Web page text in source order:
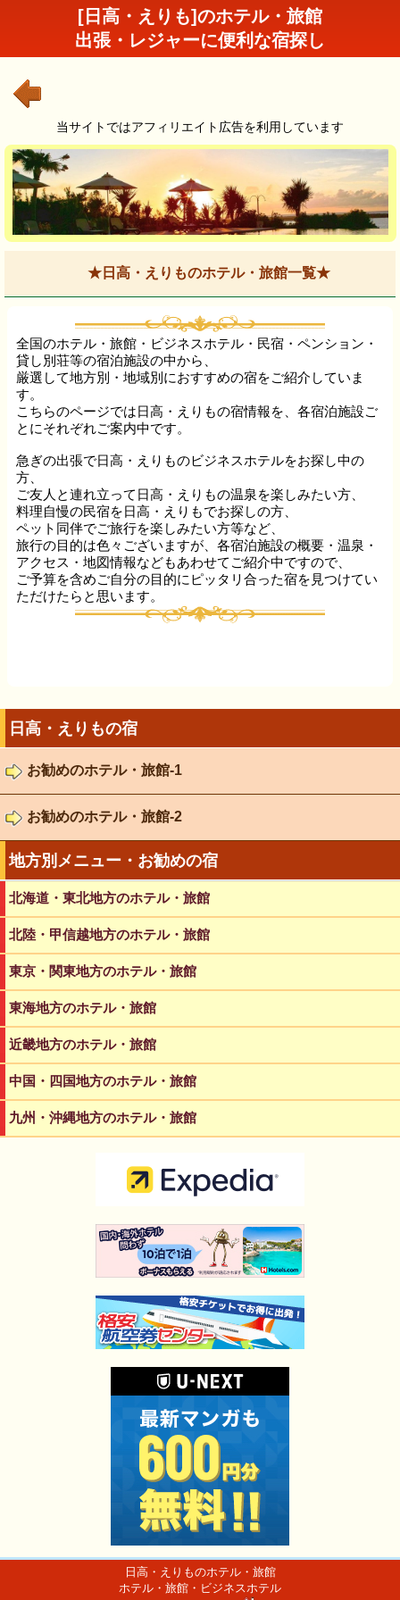
[日高・えりも]のホテル・旅館
出張・レジャーに便利な宿探し
当サイトではアフィリエイト広告を利用しています
★日高・えりものホテル・旅館一覧★
全国のホテル・旅館・ビジネスホテル・民宿・ペンション・
貸し別荘等の宿泊施設の中から、
厳選して地方別・地域別におすすめの宿をご紹介していま
す。
こちらのページでは日高・えりもの宿情報を、各宿泊施設ご
とにそれぞれご案内中です。
急ぎの出張で日高・えりものビジネスホテルをお探し中の
方、
ご友人と連れ立って日高・えりもの温泉を楽しみたい方、
料理自慢の民宿を日高・えりもでお探しの方、
ペット同伴でご旅行を楽しみたい方等など、
旅行の目的は色々ございますが、各宿泊施設の概要・温泉・
アクセス・地図情報などもあわせてご紹介中ですので、
ご予算を含めご自分の目的にピッタリ合った宿を見つけてい
ただけたらと思います。
日高・えりもの宿
お勧めのホテル・旅館-1
お勧めのホテル・旅館-2
地方別メニュー・お勧めの宿
北海道・東北地方のホテル・旅館
北陸・甲信越地方のホテル・旅館
東京・関東地方のホテル・旅館
東海地方のホテル・旅館
近畿地方のホテル・旅館
中国・四国地方のホテル・旅館
九州・沖縄地方のホテル・旅館
日高・えりものホテル・旅館
ホテル・旅館・ビジネスホテル